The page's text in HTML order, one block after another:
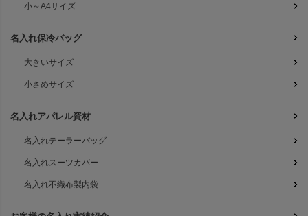
小～A4サイズ
名入れ保冷バッグ
大きいサイズ
小さめサイズ
名入れアパレル資材
名入れテーラーバッグ
名入れスーツカバー
名入れ不織布製内袋